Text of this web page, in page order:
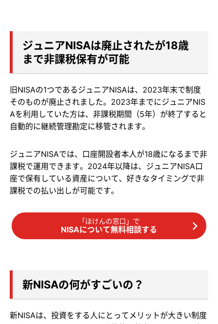
ジュニアNISAは廃止されたが18歳
まで非課税保有が可能
旧NISAの1つであるジュニアNISAは、2023年末で制度
そのものが廃止されました。2023年までにジュニアNIS
Aを利用していた方は、非課税期間（5年）が終了すると
自動的に継続管理勘定に移管されます。
ジュニアNISAでは、口座開設者本人が18歳になるまで非
課税で運用できます。2024年以降は、ジュニアNISA口
座で保有している資産について、好きなタイミングで非
課税での払い出しが可能です。
「ほけんの窓口」で
NISAについて無料相談する
新NISAの何がすごいの？
新NISAは、投資をする人にとってメリットが大きい制度